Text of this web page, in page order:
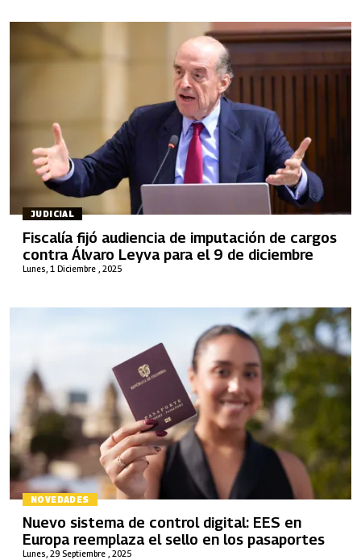
JUDICIAL
Lunes, 1 Diciembre , 2025
Fiscalía fijó audiencia de imputación de cargos
contra Álvaro Leyva para el 9 de diciembre
NOVEDADES
Lunes, 29 Septiembre , 2025
Nuevo sistema de control digital: EES en
Europa reemplaza el sello en los pasaportes